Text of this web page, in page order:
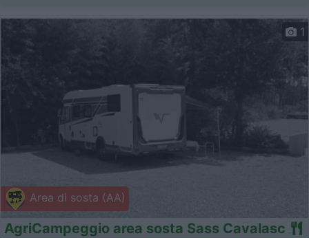
Area di sosta (AA)
1
AgriCampeggio area sosta Sass Cavalasc